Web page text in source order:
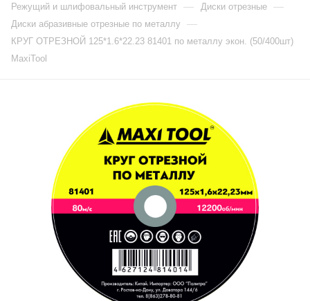
Режущий и шлифовальный инструмент — Диски отрезные —
Диски абразивные отрезные по металлу —
КРУГ ОТРЕЗНОЙ 125*1.6*22.23 81401 по металлу экон. (50/400шт)
MaxiTool